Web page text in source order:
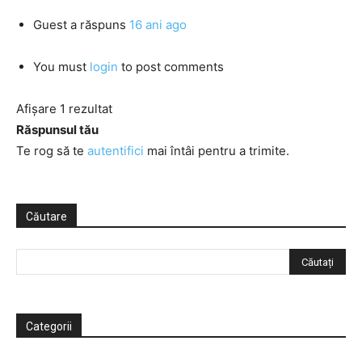
Guest a răspuns 16 ani ago
You must login to post comments
Afișare 1 rezultat
Răspunsul tău
Te rog să te autentifici mai întâi pentru a trimite.
Căutare
Categorii